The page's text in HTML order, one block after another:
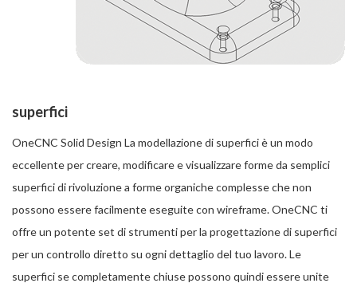
superfici
OneCNC Solid Design La modellazione di superfici è un modo
eccellente per creare, modificare e visualizzare forme da semplici
superfici di rivoluzione a forme organiche complesse che non
possono essere facilmente eseguite con wireframe. OneCNC ti
offre un potente set di strumenti per la progettazione di superfici
per un controllo diretto su ogni dettaglio del tuo lavoro. Le
superfici se completamente chiuse possono quindi essere unite